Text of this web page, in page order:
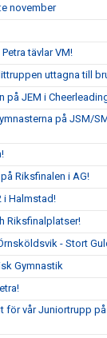
november
tävlar VM!
uttagna till
på JEM i
på JSM/
Riksfinalen i AG!
i Halmstad!
Riksfinalplatser!
- Stort
Gymnastik
för vår Juniortrupp